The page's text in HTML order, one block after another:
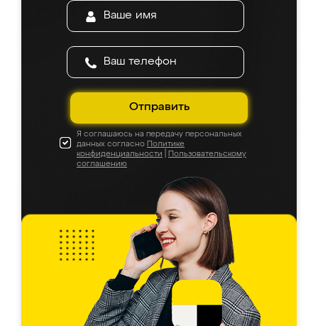
Отправить
Я соглашаюсь на передачу персональных
данных согласно Политике
конфиденциальности
Пользовательскому
соглашению